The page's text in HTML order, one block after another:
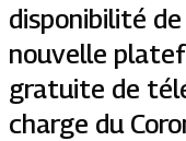
disponibilité
nouvelle
gratuite de
charge du